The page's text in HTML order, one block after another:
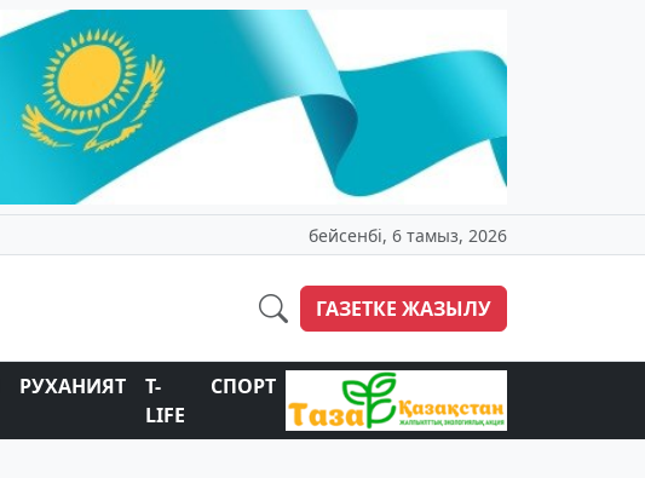
бейсенбі, 6 тамыз, 2026
ГАЗЕТКЕ ЖАЗЫЛУ
РУХАНИЯТ
T-
LIFE
СПОРТ